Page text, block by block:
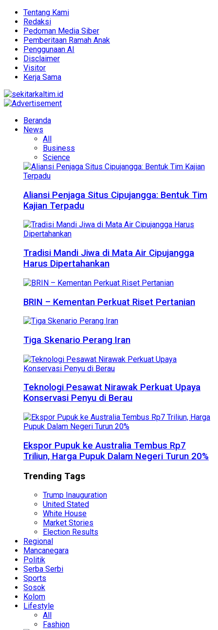
Tentang Kami
Redaksi
Pedoman Media Siber
Pemberitaan Ramah Anak
Penggunaan AI
Disclaimer
Visitor
Kerja Sama
Beranda
News
All
Business
Science
Aliansi Penjaga Situs Cipujangga: Bentuk Tim
Kajian Terpadu
Tradisi Mandi Jiwa di Mata Air Cipujangga
Harus Dipertahankan
BRIN – Kementan Perkuat Riset Pertanian
Tiga Skenario Perang Iran
Teknologi Pesawat Nirawak Perkuat Upaya
Konservasi Penyu di Berau
Ekspor Pupuk ke Australia Tembus Rp7
Triliun, Harga Pupuk Dalam Negeri Turun 20%
Trending Tags
Trump Inauguration
United Stated
White House
Market Stories
Election Results
Regional
Mancanegara
Politik
Serba Serbi
Sports
Sosok
Kolom
Lifestyle
All
Fashion